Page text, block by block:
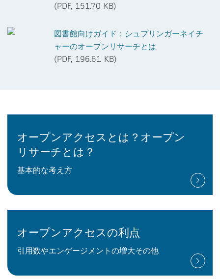
(PDF, 151.70 KB)
図書館向けガイド：シュプリンガーネイチ
ャーのオープンリサーチとは
(PDF, 196.61 KB)
オープンアクセスとは？オープン
リサーチとは？
基本的な考え方
オープンアクセスの利点
引用数やエンゲージメントの増大その他